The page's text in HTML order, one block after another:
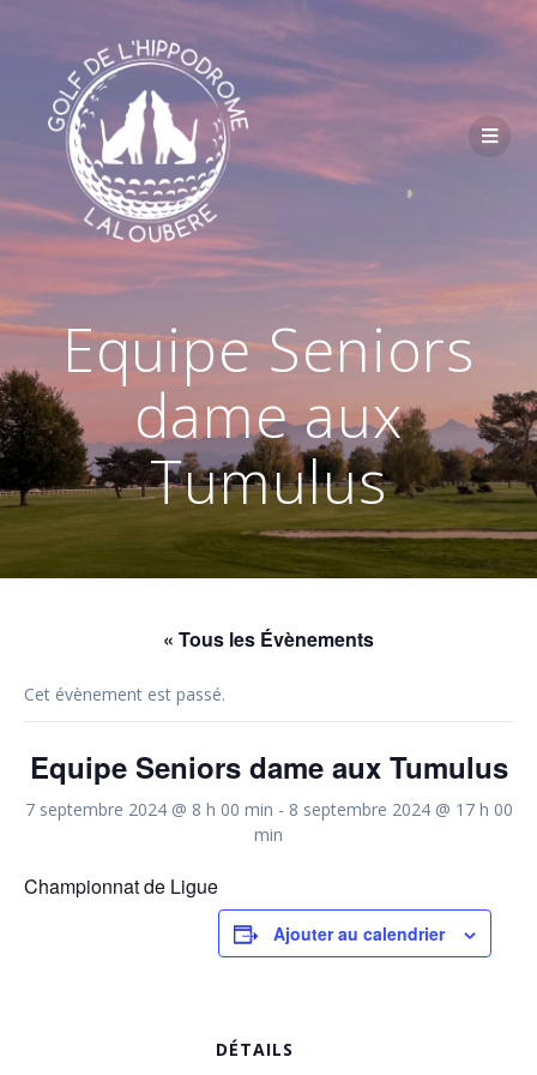
au
contenu
Equipe Seniors
dame aux
Tumulus
« Tous les Évènements
Cet évènement est passé.
Equipe Seniors dame aux Tumulus
7 septembre 2024 @ 8 h 00 min - 8 septembre 2024 @ 17 h 00
min
Championnat de Ligue
Ajouter au calendrier
DÉTAILS